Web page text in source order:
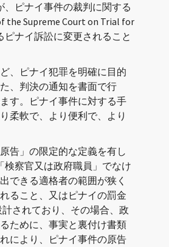
ピナイ事件の裁判に関する
the Supreme Court on Trial for
ピナイ訴訟に変更されること
、ピナイ犯罪を明確に目的
、判決の通知を書面で行
す。ピナイ事件に対する手
柔軟で、より便利で、より
告」の限定的な定義を有し
検察官又は政府職員」でなけ
できる適格者の範囲が狭く
ること、又はピナイの罰金
されており、その場合、政
ために、事実と裏付け書類
により、ピナイ事件の原告